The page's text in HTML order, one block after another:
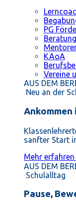
PG
Beratung
KAoA
Vereine
AUS DEM
Neu an der
sanfter Start
Mehr
AUS DEM
Schulalltag
Pause,